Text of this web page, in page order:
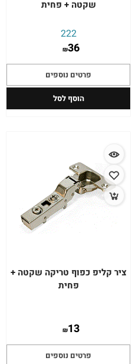
שקטה + פחית
222
₪36
פרטים נוספים
הוסף לסל
ציר קליפ כפוף טריקה שקטה +
פחית
₪ 13
פרטים נוספים